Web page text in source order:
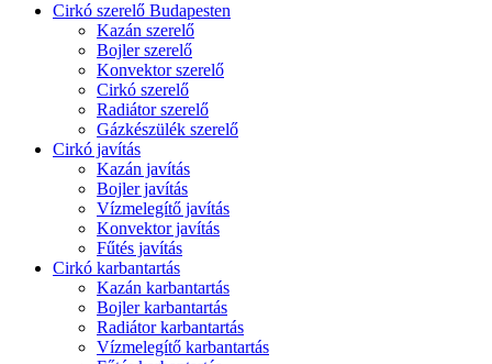
Cirkó szerelő Budapesten
Kazán szerelő
Bojler szerelő
Konvektor szerelő
Cirkó szerelő
Radiátor szerelő
Gázkészülék szerelő
Cirkó javítás
Kazán javítás
Bojler javítás
Vízmelegítő javítás
Konvektor javítás
Fűtés javítás
Cirkó karbantartás
Kazán karbantartás
Bojler karbantartás
Radiátor karbantartás
Vízmelegítő karbantartás